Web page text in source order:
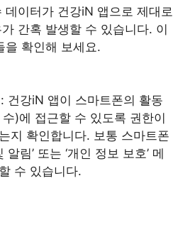
데이터가 건강iN 앱으로 제대로
간혹 발생할 수 있습니다. 이
을 확인해 보세요.
: 건강iN 앱이 스마트폰의 활동
)에 접근할 수 있도록 권한이
지 확인합니다. 보통 스마트폰
알림’ 또는 ‘개인 정보 보호’ 메
수 있습니다.